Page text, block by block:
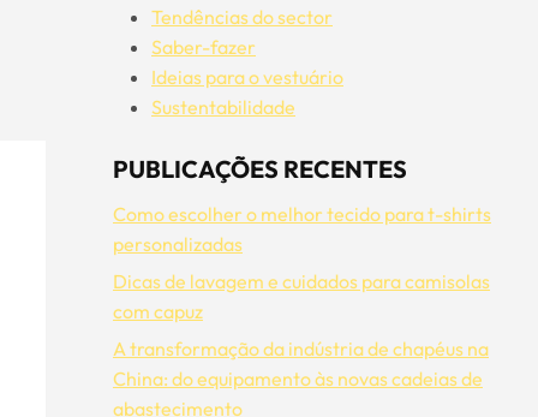
Tendências do sector
Saber-fazer
Ideias para o vestuário
Sustentabilidade
PUBLICAÇÕES RECENTES
Como escolher o melhor tecido para t-shirts
personalizadas
Dicas de lavagem e cuidados para camisolas
com capuz
A transformação da indústria de chapéus na
China: do equipamento às novas cadeias de
abastecimento